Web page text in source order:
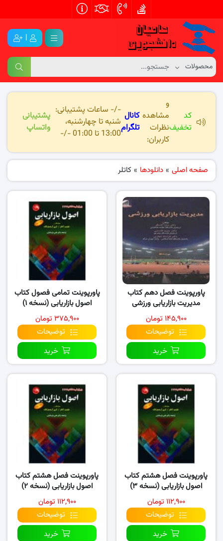
|
کد
تخفیف
و
مشاهده
نظرات
کاربران:
کانال
تلگرام
-/- ساعات پشتیبانی:
شنبه تا چهارشنبه،
13:00 تا 01:00 -/-
پشتیبانی
واتساپ
صفحه اصلی » دانلودها » کاتلر
پاورپوینت فصل دهم کتاب
مدیریت بازاریابی ورزشی
۱۴۵,۹۰۰ تومان
توضیحات
خرید
پاورپوینت تمامی فصول کتاب
اصول بازاریابی (نسخه ۱)
۳۷۵,۹۰۰ تومان
توضیحات
خرید
پاورپوینت فصل هشتم کتاب
اصول بازاریابی (نسخه ۳)
۱۱۲,۹۰۰ تومان
توضیحات
خرید
پاورپوینت فصل هشتم کتاب
اصول بازاریابی (نسخه ۲)
۱۱۲,۹۰۰ تومان
توضیحات
خرید